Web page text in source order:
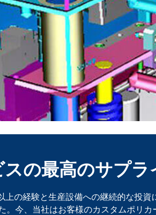
の最高のサプラ
の経験と生産設備への継続的な投資
今、当社はお客様のカスタムポリ